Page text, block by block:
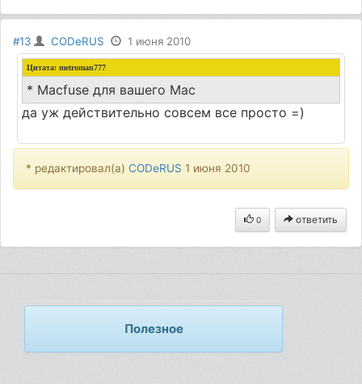
#13 CODeRUS 1 июня 2010
Цитата: metroman777
* Macfuse для вашего Mac
да уж действительно совсем все просто =)
* редактировал(а)CODeRUS 1 июня 2010
0 ответить
Полезное